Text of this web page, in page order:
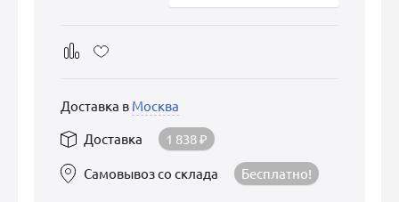
Доставка в Москва
Доставка
1 838₽
Самовывоз со склада Бесплатно!